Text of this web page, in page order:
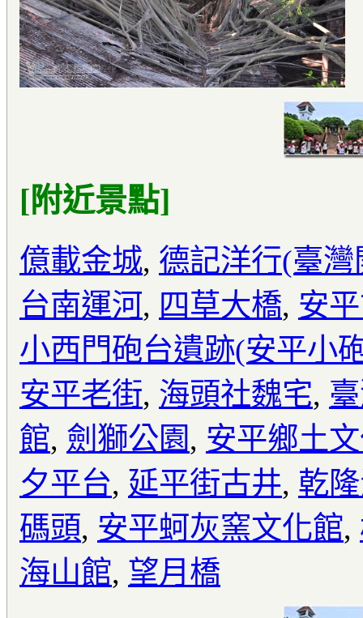
[附近景點]
億載金城, 德記洋行(臺
台南運河, 四草大橋, 安
小西門砲台遺跡(安平小
安平老街, 海頭社魏宅,
館, 劍獅公園 , 安平鄉土
夕平台, 延平街古井, 乾
碼頭, 安平蚵灰窯文化館,
海山館, 望月橋